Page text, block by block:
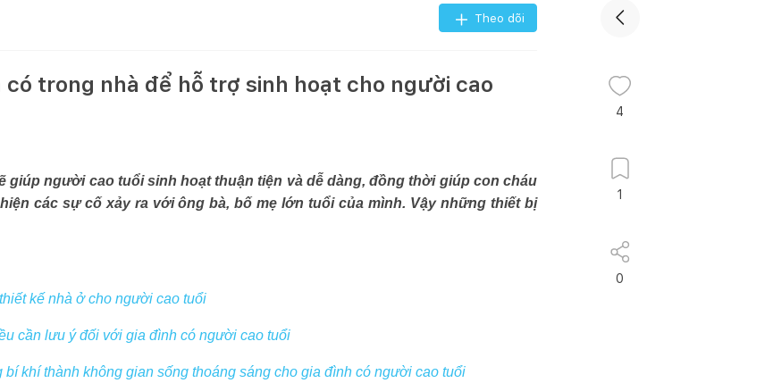
Theo dõi
trong nhà để hỗ trợ sinh hoạt cho người cao
giúp người cao tuổi sinh hoạt thuận tiện và dễ dàng, đồng thời giúp con cháu
các sự cố xảy ra với ông bà, bố mẹ lớn tuổi của mình. Vậy những thiết bị
kế nhà ở cho người cao tuổi
cần lưu ý đối với gia đình có người cao tuổi
bí khí thành không gian sống thoáng sáng cho gia đình có người cao tuổi
4
1
0